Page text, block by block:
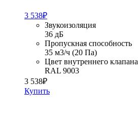
3 538₽
Звукоизоляция
36 дБ
Пропускная способность
35 м3/ч (20 Па)
Цвет внутреннего клапана
RAL 9003
3 538₽
Купить